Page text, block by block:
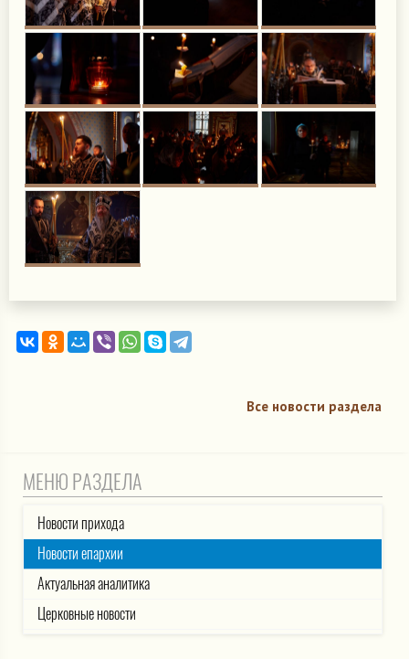
Все новости раздела
МЕНЮ РАЗДЕЛА
Новости прихода
Новости епархии
Актуальная аналитика
Церковные новости